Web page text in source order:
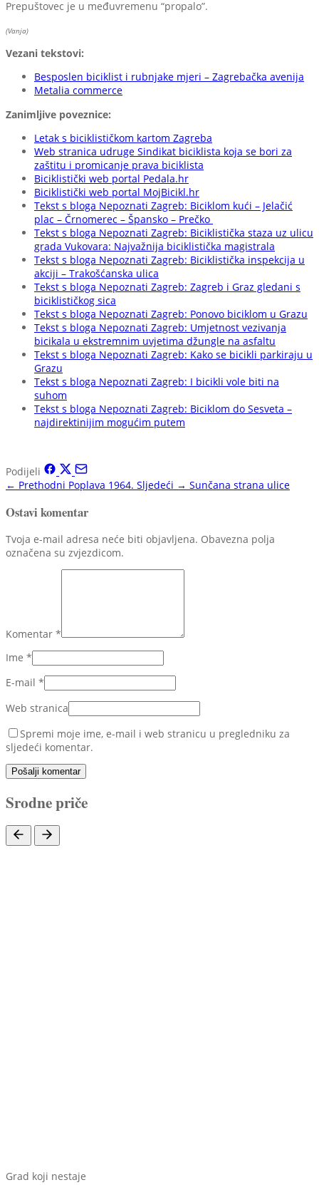
Prepuštovec je u međuvremenu “propalo”.
(Vanja)
Vezani tekstovi:
Besposlen biciklist i rubnjake mjeri – Zagrebačka avenija
Metalia commerce
Zanimljive poveznice:
Letak s biciklističkom kartom Zagreba
Web stranica udruge Sindikat biciklista koja se bori za
zaštitu i promicanje prava biciklista
Biciklistički web portal Pedala.hr
Biciklistički web portal MojBicikl.hr
Tekst s bloga Nepoznati Zagreb: Biciklom kući – Jelačić
plac – Črnomerec – Špansko – Prečko
Tekst s bloga Nepoznati Zagreb: Biciklistička staza uz ulicu
grada Vukovara: Najvažnija biciklistička magistrala
Tekst s bloga Nepoznati Zagreb: Biciklistička inspekcija u
akciji – Trakošćanska ulica
Tekst s bloga Nepoznati Zagreb: Zagreb i Graz gledani s
biciklističkog sica
Tekst s bloga Nepoznati Zagreb: Ponovo biciklom u Grazu
Tekst s bloga Nepoznati Zagreb: Umjetnost vezivanja
bicikala u ekstremnim uvjetima džungle na asfaltu
Tekst s bloga Nepoznati Zagreb: Kako se bicikli parkiraju u
Grazu
Tekst s bloga Nepoznati Zagreb: I bicikli vole biti na
suhom
Tekst s bloga Nepoznati Zagreb: Biciklom do Sesveta –
najdirektinijim mogućim putem
Podijeli
← Prethodni Poplava 1964. Sljedeći → Sunčana strana ulice
Ostavi komentar
Tvoja e-mail adresa neće biti objavljena. Obavezna polja
označena su zvjezdicom.
Komentar *
Ime *
E-mail *
Web stranica
Spremi moje ime, e-mail i web stranicu u pregledniku za
sljedeći komentar.
Pošalji komentar
Srodne priče
Grad koji nestaje